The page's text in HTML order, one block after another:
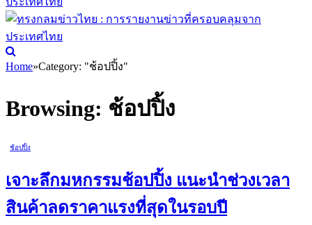
Home»Category: "ช้อปปิ้ง"
Browsing: ช้อปปิ้ง
ช้อปปิ้ง
เจาะลึกมหกรรมช้อปปิ้ง แนะนำช่วงเวลา
สินค้าลดราคาแรงที่สุดในรอบปี